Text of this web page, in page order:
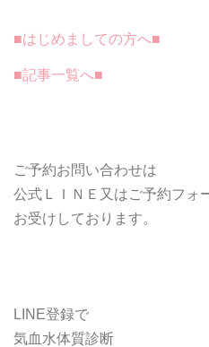
■はじめましての方へ■
■記事一覧へ■
ご予約お問い合わせは
公式ＬＩＮＥ又はご予約フォ
お受けしております。
LINE登録で
気血水体質診断